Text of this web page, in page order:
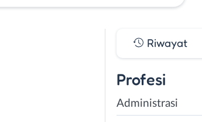
Riwayat
Profesi
Administrasi